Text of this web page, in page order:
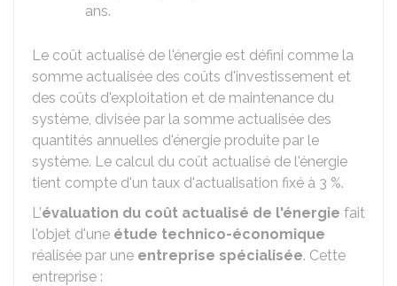
ans.
Le coût actualisé de l'énergie est défini comme la
somme actualisée des coûts d'investissement et
des coûts d'exploitation et de maintenance du
système, divisée par la somme actualisée des
quantités annuelles d'énergie produite par le
système. Le calcul du coût actualisé de l'énergie
tient compte d'un taux d'actualisation fixé à 3 %.
L'évaluation du coût actualisé de l'énergie fait
l'objet d'une étude technico-économique
réalisée par une entreprise spécialisée. Cette
entreprise :